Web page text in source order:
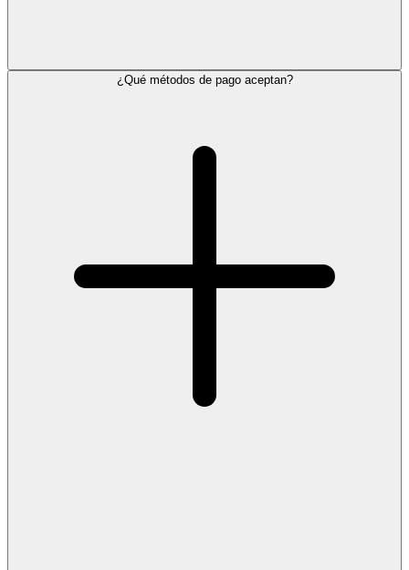
¿Qué métodos de pago aceptan?